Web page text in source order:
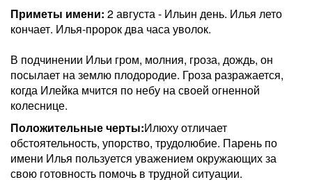
Приметы имени: 2 августа - Ильин день. Илья лето
кончает. Илья-пророк два часа уволок.
В подчинении Ильи гром, молния, гроза, дождь, он
посылает на землю плодородие. Гроза разражается,
когда Илейка мчится по небу на своей огненной
колеснице.
Положительные черты:Илюху отличает
обстоятельность, упорство, трудолюбие. Парень по
имени Илья пользуется уважением окружающих за
свою готовность помочь в трудной ситуации.